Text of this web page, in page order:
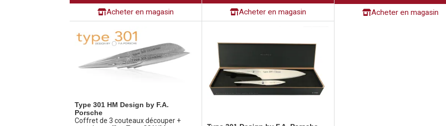
Acheter en magasin
204,80€. 164,80€.
Acheter en magasin
229,80€. 199,90€.
Acheter en magasin
Type 301 HM Design by F.A.
Porsche
Coffret de 3 couteaux découper +